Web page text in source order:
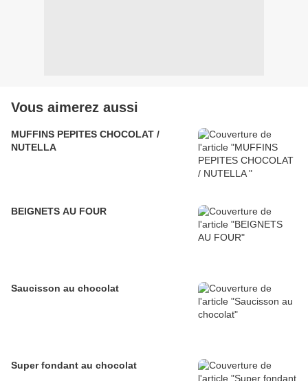
Vous aimerez aussi
MUFFINS PEPITES CHOCOLAT /
NUTELLA
BEIGNETS AU FOUR
Saucisson au chocolat
Super fondant au chocolat